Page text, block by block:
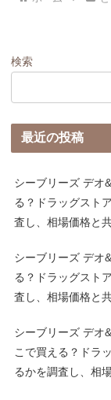
検索
最近の投稿
シーブリーズ デオ
る？ドラッグスト
査し、相場価格と
シーブリーズ デオ
る？ドラッグスト
査し、相場価格と
シーブリーズ デオ
こで買える？ドラ
るかを調査し、相